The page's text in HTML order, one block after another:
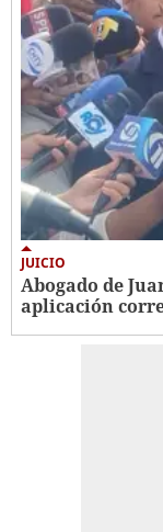
JUICIO
Abogado de
aplicación